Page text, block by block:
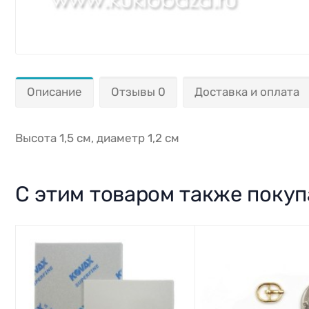
Описание Отзывы 0 Доставка и оплата
Высота 1,5 см, диаметр 1,2 см
С этим товаром также